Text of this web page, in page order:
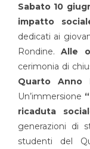
Sabato 10
impatto
dedicati ai
Rondine.Alle
cerimonia di
Quarto Anno
Un’immersione
ricaduta
generazioni di
studenti del